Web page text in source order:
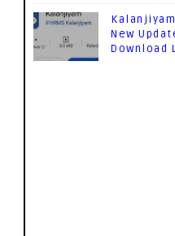
New
Download